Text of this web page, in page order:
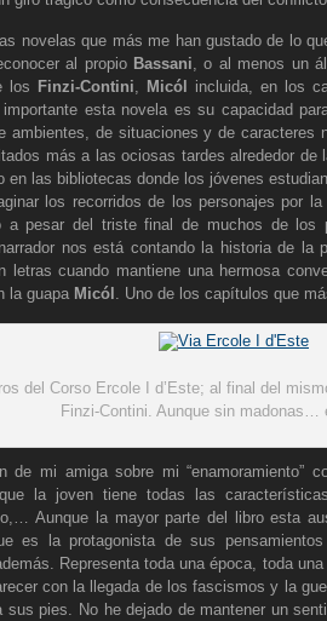
novelas que más me han gustado de lo
al propio Bassani , o al menos un
los Finzi-Contini Micól incluida, en los
esta novela es su capacidad
ambientes, de situaciones y de
más a las ociosas tardes alrededor
en las bibliotecas donde los jóvenes
los recorridos de los personajes por
a pesar del triste final de muchos de los
nos está contando la historia de
letras cuando mantiene una hermosa
la guapa Micól . Uno de los capítulos que
del Corso Ercole I d’Este; al final del
Finzi-Contini. Aunque sin madonas…
de mi amiga sobre mi “enamoramiento”
la joven tiene todas las
Aunque la mayor parte del libro esta
es la protagonista de sus
Representa toda una época, toda
con la llegada de los fascismos y la
sus pies. No he dejado de mantener un